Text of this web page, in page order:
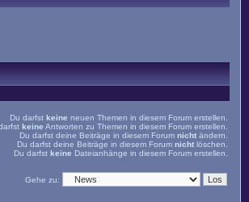
Du darfst keine neuen Themen in diesem Forum erstellen.
keine Antworten zu Themen in diesem Forum erstellen.
Du darfst deine Beiträge in diesem Forum nicht ändern.
Du darfst deine Beiträge in diesem Forum nicht löschen.
Du darfst keine Dateianhänge in diesem Forum erstellen.
Gehe zu: